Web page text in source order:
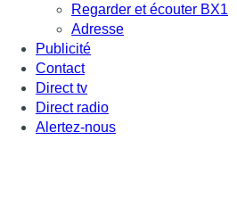
Regarder et écouter BX1
Adresse
Publicité
Contact
Direct tv
Direct radio
Alertez-nous